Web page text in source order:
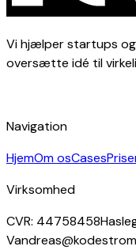
Vi hjælper startups
oversætte idé til
Navigation
HjemOm osCases
Virksomhed
CVR: 44758458
V